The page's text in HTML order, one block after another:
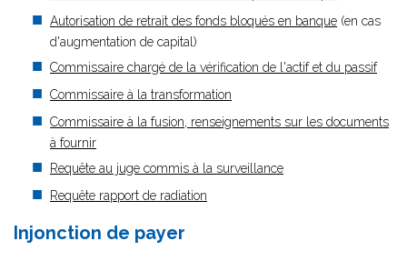
Autorisation de retrait des fonds bloqués en banque (en cas
d'augmentation de capital)
Commissaire chargé de la vérification de l'actif et du passif
Commissaire à la transformation
Commissaire à la fusion, renseignements sur les documents
à fournir
Requête au juge commis à la surveillance
Requête rapport de radiation
Injonction de payer